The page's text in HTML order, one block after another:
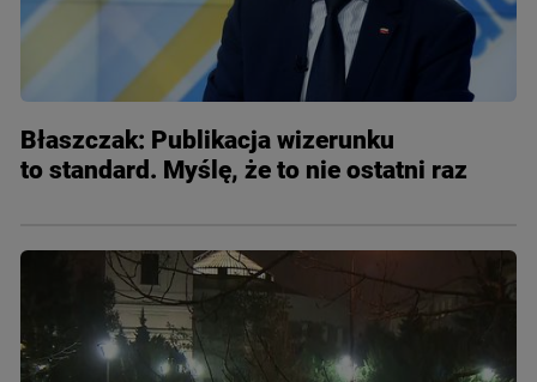
Błaszczak: Publikacja wizerunku
to standard. Myślę, że to nie ostatni raz